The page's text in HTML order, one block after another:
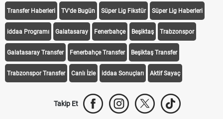
Transfer Haberleri TV'de Bugün Süper Lig Fikstür Süper Lig Haberleri
iddaa Programı Galatasaray Fenerbahçe Beşiktaş Trabzonspor
Galatasaray Transfer Fenerbahçe Transfer Beşiktaş Transfer
Trabzonspor Transfer Canlı İzle iddaa Sonuçları Aktif Sayaç
Takip Et